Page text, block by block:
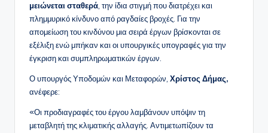
μειώνεται σταθερά , την ίδια στιγμή που διατρέχει και
πλημμυρικό κίνδυνο από ραγδαίες βροχές. Για την
απομείωση του κινδύνου μια σειρά έργων βρίσκονται σε
εξέλιξη ενώ μπήκαν και οι υπουργικές υπογραφές για την
έγκριση και συμπληρωματικών έργων.
Ο υπουργός Υποδομών και Μεταφορών, Χρίστος Δήμας,
ανέφερε:
«Οι προδιαγραφές του έργου λαμβάνουν υπόψιν τη
μεταβλητή της κλιματικής αλλαγής. Αντιμετωπίζουν τα